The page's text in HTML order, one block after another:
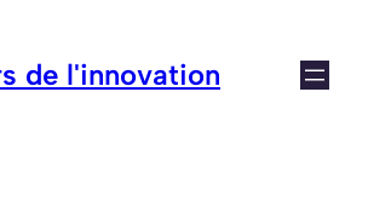
de l'innovation